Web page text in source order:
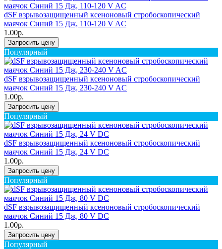
dSF взрывозащищенный ксеноновый стробоскопический
маячок Синий 15 Дж, 110-120 V AC
1.00р.
Запросить цену
Популярный
dSF взрывозащищенный ксеноновый стробоскопический
маячок Синий 15 Дж, 230-240 V AC
1.00р.
Запросить цену
Популярный
dSF взрывозащищенный ксеноновый стробоскопический
маячок Синий 15 Дж, 24 V DC
1.00р.
Запросить цену
Популярный
dSF взрывозащищенный ксеноновый стробоскопический
маячок Синий 15 Дж, 80 V DC
1.00р.
Запросить цену
Популярный